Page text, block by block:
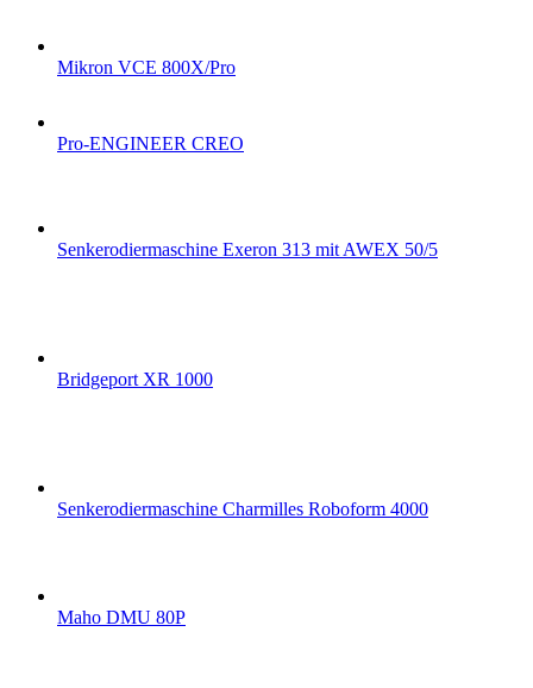
Mikron VCE 800X/Pro
Pro-ENGINEER CREO
Senkerodiermaschine Exeron 313 mit AWEX 50/5
Bridgeport XR 1000
Senkerodiermaschine Charmilles Roboform 4000
Maho DMU 80P